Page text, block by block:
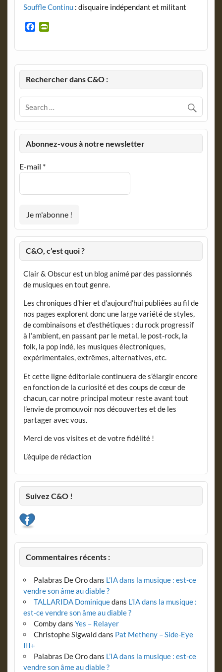
Souffle Continu: disquaire indépendant et militant
b
o
k
t
F
i
n
l
y
Rechercher dans C&O :
Abonnez-vous à notre newsletter
E-mail *
C&O, c’est quoi ?
Clair & Obscur est un blog animé par des passionnés
de musiques en tout genre.
Les chroniques d’hier et d’aujourd’hui publiées au fil de
nos pages explorent donc une large variété de styles,
de combinaisons et d’esthétiques : du rock progressif
à l’ambient, en passant par le metal, le post-rock, la
folk, la pop indé, les musiques électroniques,
expérimentales, extrêmes, alternatives, etc.
Et cette ligne éditoriale continuera de s’élargir encore
en fonction de la curiosité et des coups de cœur de
chacun, car notre principal moteur reste avant tout
l’envie de promouvoir nos découvertes et de les
partager avec vous.
Merci de vos visites et de votre fidélité !
L’équipe de rédaction
Suivez C&O !
Commentaires récents :
Palabras De Orodans L’IA dans la musique : est-ce
vendre son âme au diable ?
TALLARIDA Dominiquedans L’IA dans la musique :
est-ce vendre son âme au diable ?
Combydans Yes – Relayer
Christophe Sigwalddans Pat Metheny – Side-Eye
III+
Palabras De Orodans L’IA dans la musique : est-ce
vendre son âme au diable ?